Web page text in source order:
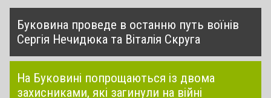
Буковина проведе в останню путь воїнів
Сергія Нечидюка та Віталія Скруга
На Буковині попрощаються із двома
захисниками, які загинули на війні